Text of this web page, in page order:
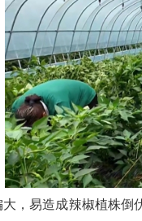
，易造成辣椒植株